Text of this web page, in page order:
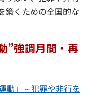
築くための全国的な
”強調月間・再
動」～犯罪や非行を